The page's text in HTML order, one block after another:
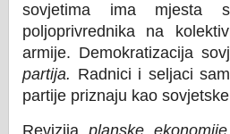
sovjetima ima mjesta
poljoprivrednika na
armije. Demokratizacija
partija. Radnici i seljaci
partije priznaju kao
Revizija planske